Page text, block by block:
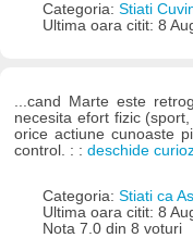
Categoria: Stiati
Ultima oara citit: 8
...cand Marte este
necesita efort fizic
orice actiune cunoaste
control. : :deschide
Categoria: Stiati ca
Ultima oara citit: 8
Nota 7.0 din 8 voturi